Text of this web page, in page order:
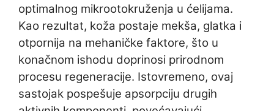
optimalnog mikrootokruženja u ćelijama.
Kao rezultat, koža postaje mekša, glatka i
otpornija na mehaničke faktore, što u
konačnom ishodu doprinosi prirodnom
procesu regeneracije. Istovremeno, ovaj
sastojak pospešuje apsorpciju drugih